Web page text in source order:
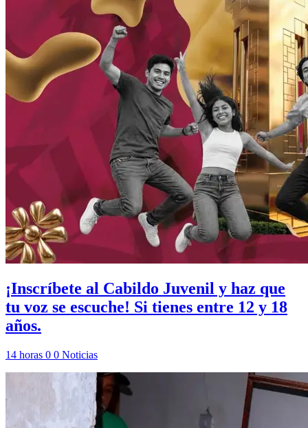
¡Inscríbete al Cabildo Juvenil y haz que
tu voz se escuche! Si tienes entre 12 y 18
años.
14 horas 0 0 Noticias